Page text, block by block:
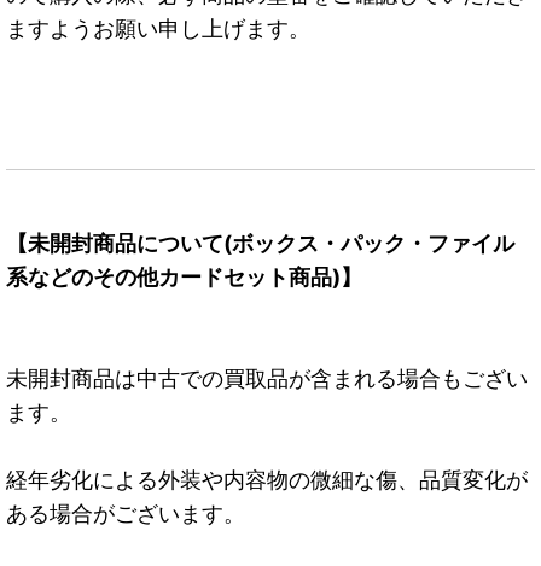
ますようお願い申し上げます。
【未開封商品について(ボックス・パック・ファイル
系などのその他カードセット商品)】
未開封商品は中古での買取品が含まれる場合もござい
ます。
経年劣化による外装や内容物の微細な傷、品質変化が
ある場合がございます。